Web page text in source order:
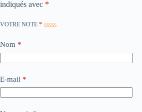
indiqués avec *
VOTRE NOTE *
Nom *
E-mail *